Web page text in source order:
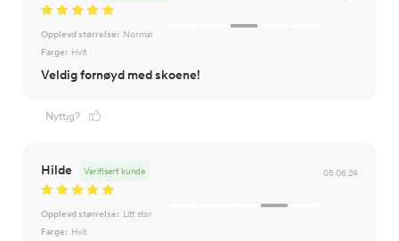
Opplevd størrelse: Normal
Farge: Hvit
Veldig fornøyd med skoene!
Nyttig?
Hilde 05.06.24
Verifisert kunde
Opplevd størrelse: Litt stor
Farge: Hvit